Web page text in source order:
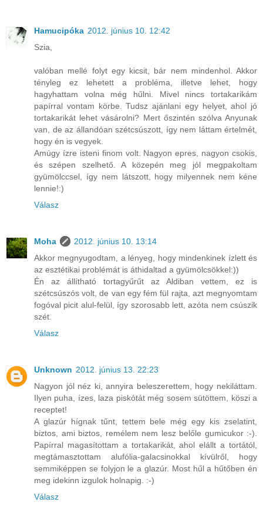
Hamucipóka 2012. június 10. 12:42
Szia,
valóban mellé folyt egy kicsit, bár nem mindenhol. Akkor
tényleg ez lehetett a probléma, illetve lehet, hogy
hagyhattam volna még hűlni. Mivel nincs tortakarikám
papírral vontam körbe. Tudsz ajánlani egy helyet, ahol jó
tortakarikát lehet vásárolni? Mert őszintén szólva Anyunak
van, de az állandóan szétcsúszott, így nem láttam értelmét,
hogy én is vegyek.
Amúgy ízre isteni finom volt. Nagyon epres, nagyon csokis,
és szépen szelhető. A közepén meg jól megpakoltam
gyümölccsel, így nem látszott, hogy milyennek nem kéne
lennie!:)
Válasz
Moha
2012. június 10. 13:14
Akkor megnyugodtam, a lényeg, hogy mindenkinek ízlett és
az esztétikai problémát is áthidaltad a gyümölcsökkel:))
Én az állítható tortagyűrűt az Aldiban vettem, ez is
szétcsúszós volt, de van egy fém fül rajta, azt megnyomtam
fogóval picit alul-felül, így szorosabb lett, azóta nem csúszik
szét.
Válasz
Unknown 2012. június 13. 22:23
Nagyon jól néz ki, annyira beleszerettem, hogy nekiláttam.
Ilyen puha, ízes, laza piskótát még sosem sütöttem, köszi a
receptet!
A glazúr hígnak tűnt, tettem bele még egy kis zselatint,
biztos, ami biztos, remélem nem lesz belőle gumicukor :-).
Papírral magasítottam a tortakarikát, ahol elállt a tortától,
megtámasztottam alufólia-galacsinokkal kívülről, hogy
semmiképpen se folyjon le a glazúr. Most hűl a hűtőben én
meg idekinn izgulok holnapig. :-)
Válasz